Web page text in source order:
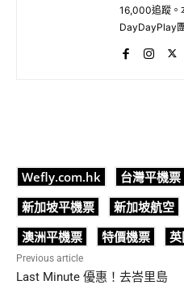
16,000追蹤。
DayDayPlay
Wefly.com.hk 台灣平機票
新加坡平機票
新加坡航空
澳洲平機票
特價機票
Previous article
Last Minute 優惠！去峇里島